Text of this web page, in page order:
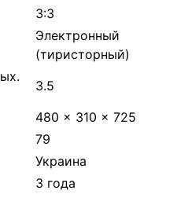
3:3
Электронный
(тиристорный)
3.5
480 × 310 × 725
79
Украина
3 года